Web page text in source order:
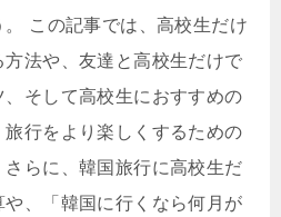
この記事では、高校生だけ
法や、友達と高校生だけで
そして高校生におすすめの
行をより楽しくするための
らに、韓国旅行に高校生だ
、「韓国に行くなら何月が